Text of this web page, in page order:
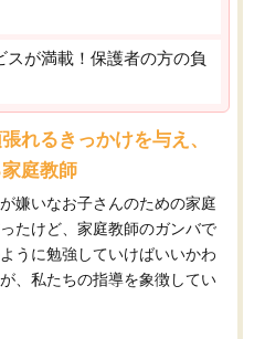
が満載！保護者の方の負
れるきっかけを与え、
庭教師
嫌いなお子さんのための家庭
たけど、家庭教師のガンバで
うに勉強していけばいいかわ
、私たちの指導を象徴してい